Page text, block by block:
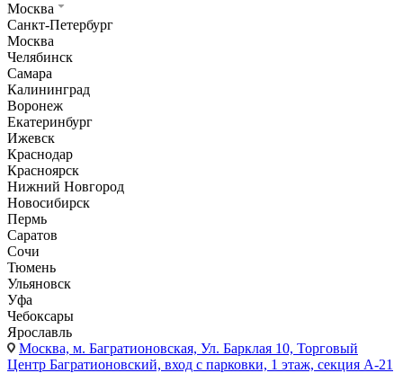
Москва
Санкт-Петербург
Москва
Челябинск
Самара
Калининград
Воронеж
Екатеринбург
Ижевск
Краснодар
Красноярск
Нижний Новгород
Новосибирск
Пермь
Саратов
Сочи
Тюмень
Ульяновск
Уфа
Чебоксары
Ярославль
Москва, м. Багратионовская, Ул. Барклая 10, Торговый
Центр Багратионовский, вход с парковки, 1 этаж, секция А-21